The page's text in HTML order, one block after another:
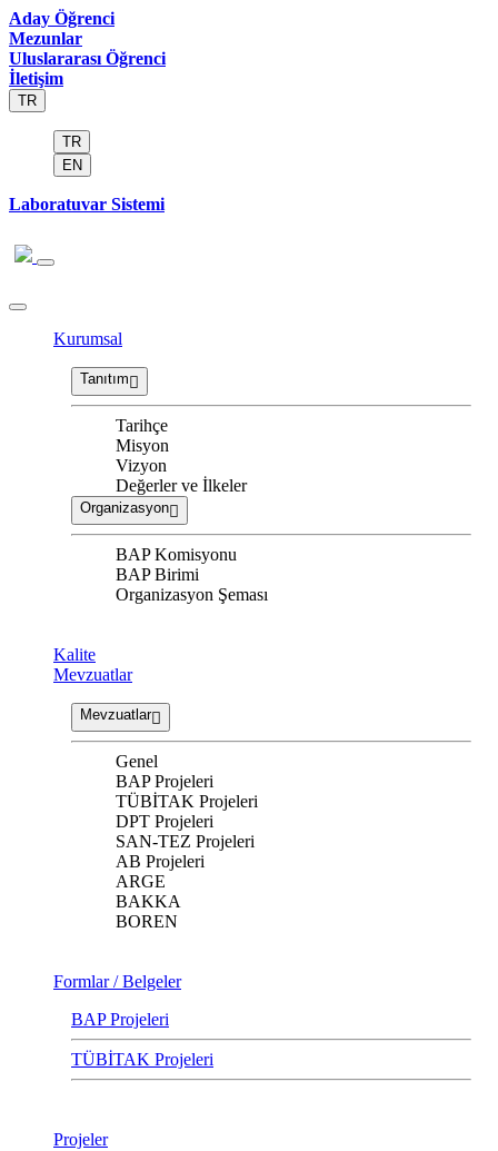
Aday Öğrenci
Mezunlar
Uluslararası Öğrenci
İletişim
TR
TR
EN
Laboratuvar Sistemi
Kurumsal
Tanıtım
Tarihçe
Misyon
Vizyon
Değerler ve İlkeler
Organizasyon
BAP Komisyonu
BAP Birimi
Organizasyon Şeması
Kalite
Mevzuatlar
Mevzuatlar
Genel
BAP Projeleri
TÜBİTAK Projeleri
DPT Projeleri
SAN-TEZ Projeleri
AB Projeleri
ARGE
BAKKA
BOREN
Formlar / Belgeler
BAP Projeleri
TÜBİTAK Projeleri
Projeler